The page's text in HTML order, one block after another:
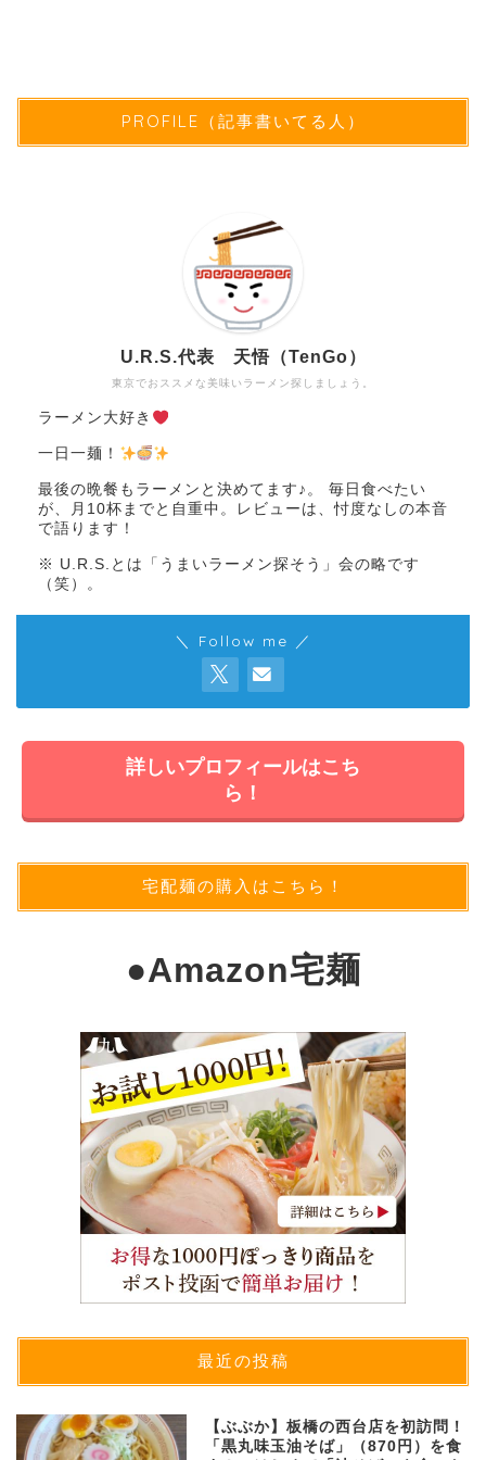
PROFILE（記事書いてる人）
東京でおススメな美味いラーメン探しましょう。
U.R.S.代表 天悟（TenGo）
ラーメン大好き
一日一麺！
最後の晩餐もラーメンと決めてます♪。 毎日食べたい
が、月10杯までと自重中。レビューは、忖度なしの本音
で語ります！
※ U.R.S.とは「うまいラーメン探そう」会の略です
（笑）。
＼ Follow me ／
詳しいプロフィールはこち
ら！
宅配麺の購入はこちら！
●Amazon宅麺
最近の投稿
【ぶぶか】板橋の西台店を初訪問！
「黒丸味玉油そば」（870円）を食